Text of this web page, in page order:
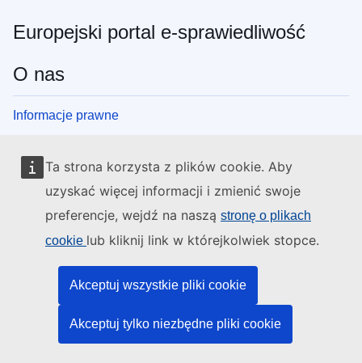
Ta strona korzysta z plików cookie. Aby
uzyskać więcej informacji i zmienić swoje
preferencje, wejdź na naszą stronę o plikach
cookie lub kliknij link w którejkolwiek stopce.
Akceptuj wszystkie pliki cookie
Akceptuj tylko niezbędne pliki cookie
Europejski portal e-sprawiedliwość
O nas
Informacje prawne
Oświadczenie w sprawie dostępności
Informacje o brexicie
Mapa strony